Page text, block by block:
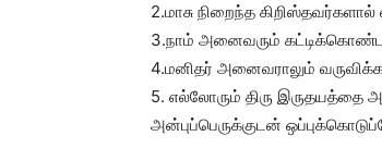
2.மாசு நிறைந்த
3.நாம் அனைவரும் கட்டிக்கொண்ட
4.மனிதர் அனைவராலும்
5. எல்லோரும் திரு இருதயத்தை
அன்புப்பெருக்குடன்